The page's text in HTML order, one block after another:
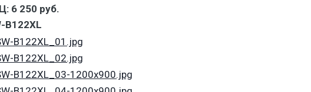
6 250 руб.
B122XL